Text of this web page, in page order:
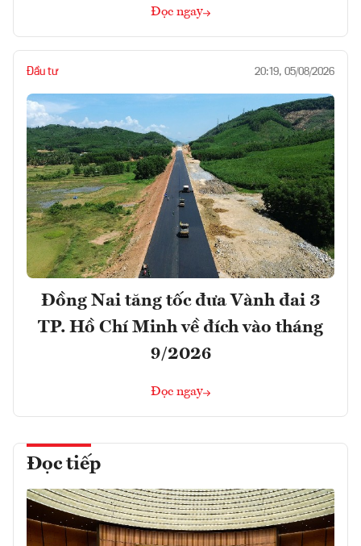
Đọc ngay
Đầu tư 20:19, 05/08/2026
Đồng Nai tăng tốc đưa Vành đai 3
TP. Hồ Chí Minh về đích vào tháng
9/2026
Đọc ngay
Đọc tiếp